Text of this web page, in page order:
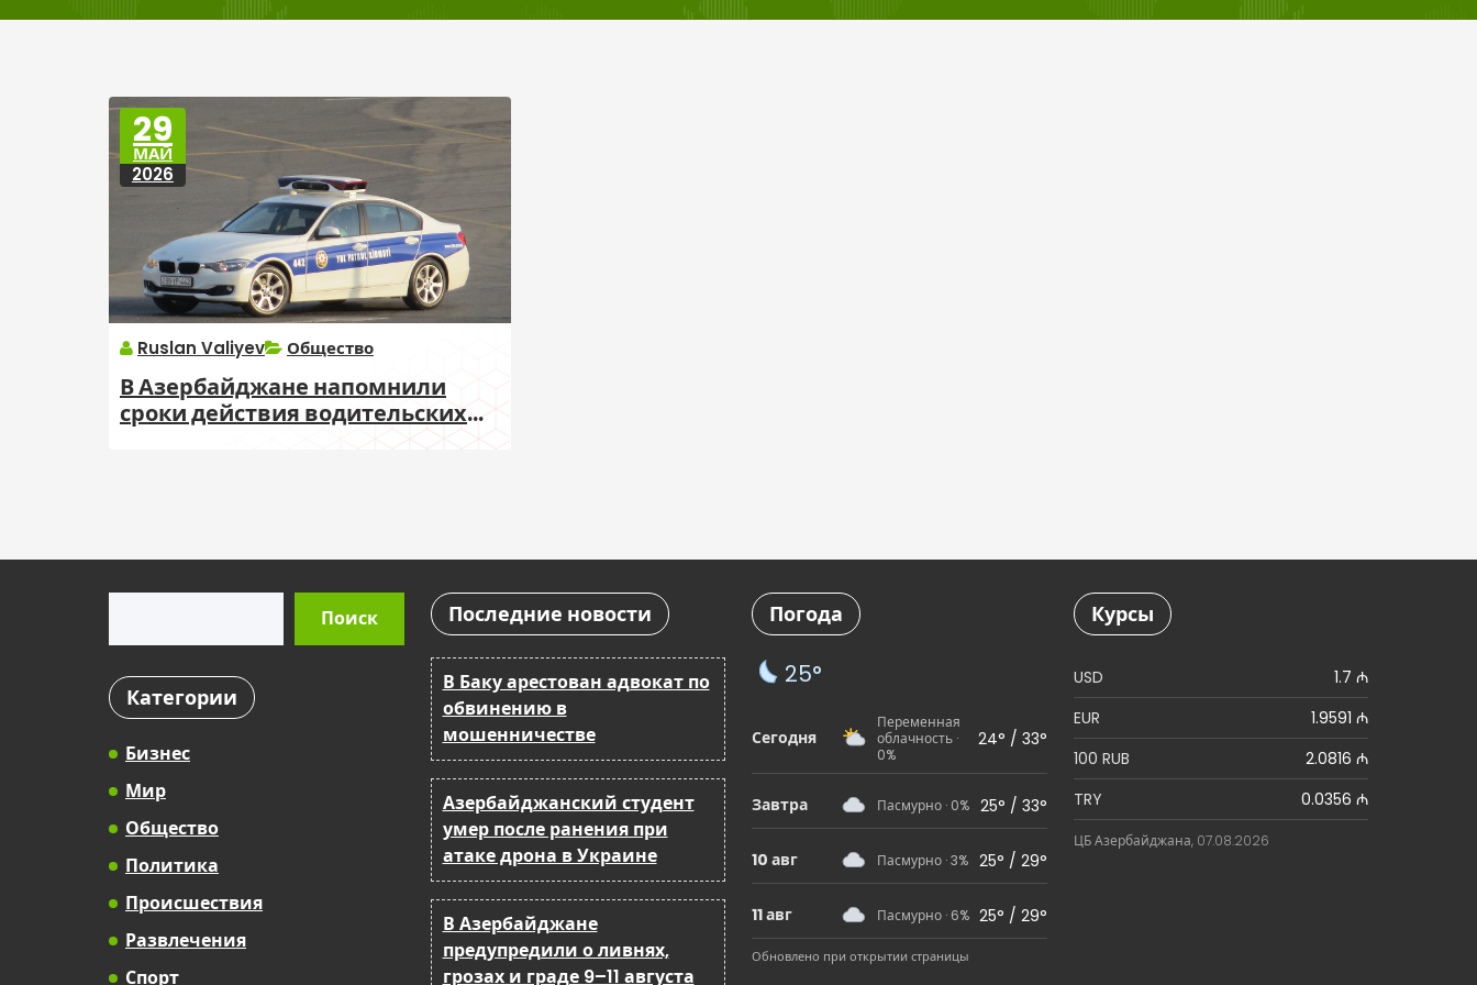
29
МАЙ
2026
Ruslan Valiyev Общество
В Азербайджане напомнили
сроки действия водительских
Поиск
Категории
Бизнес
Мир
Общество
Политика
Происшествия
Развлечения
Спорт
Последние новости
В Баку арестован адвокат по
обвинению в
мошенничестве
Азербайджанский студент
умер после ранения при
атаке дрона в Украине
В Азербайджане
предупредили о ливнях,
грозах и граде 9–11 августа
Погода
25°
Сегодня
Переменная
облачность ·
0%
24° / 33°
Завтра Пасмурно · 0% 25° / 33°
10 авг Пасмурно · 3% 25° / 29°
11 авг Пасмурно · 6% 25° / 29°
Обновлено при открытии страницы
Курсы
USD
1.7 ₼
EUR
1.9591 ₼
100 RUB
2.0816 ₼
TRY
0.0356 ₼
ЦБ Азербайджана, 07.08.2026